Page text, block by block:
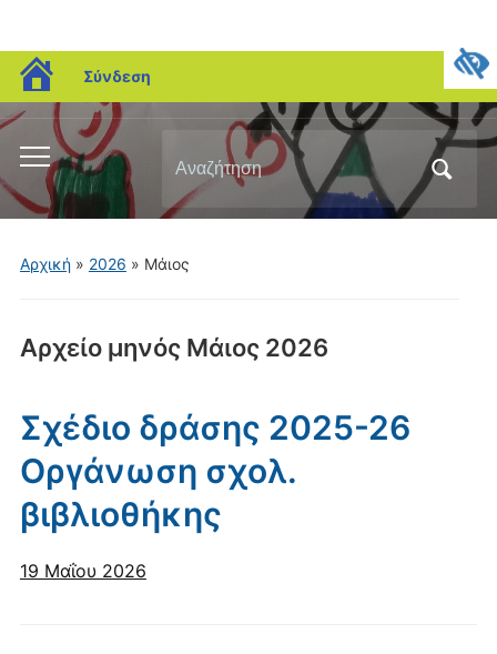
blogs.sch.gr
Σύνδεση
Εναλλαγή
του
μενού
για
Αναζήτηση
για:
Αρχική» 2026 » Μάιος
Αρχείο μηνός Μάιος 2026
Σχέδιο δράσης 2025-26
Οργάνωση σχολ.
βιβλιοθήκης
19 Μαΐου 2026